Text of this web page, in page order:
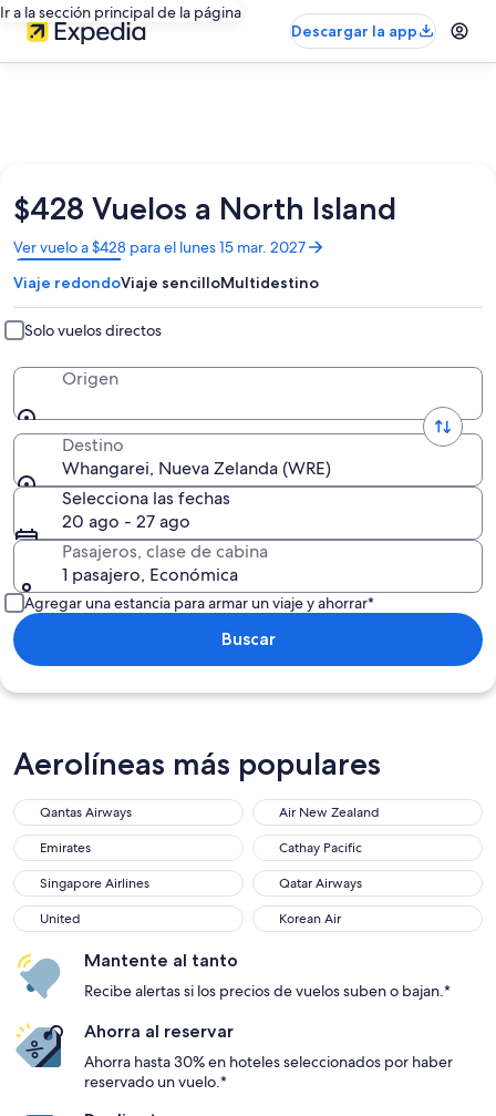
Ir a la sección principal de la página
Descargar la app
$428 Vuelos a North Island
Ver vuelo a $428 para el lunes 15 mar. 2027
Se
abrirá
en
una
nueva
ventana
Viaje redondoViaje sencilloMultidestino
Solo vuelos directos
Origen
Destino
Whangarei, Nueva Zelanda (WRE)
Selecciona las fechas
20 ago - 27 ago
Pasajeros, clase de cabina
1 pasajero, Económica
Agregar una estancia para armar un viaje y ahorrar*
Buscar
Aerolíneas más populares
Qantas Airways
Air New Zealand
Emirates
Cathay Pacific
Singapore Airlines
Qatar Airways
United
Korean Air
Mantente al tanto
Recibe alertas si los precios de vuelos suben o bajan.*
Ahorra al reservar
Ahorra hasta 30% en hoteles seleccionados por haber
reservado un vuelo.*